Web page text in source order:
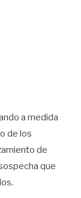
a medida
de los
de
que